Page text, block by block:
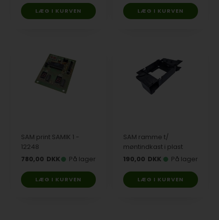
SAM print SAMIK 1 -
12248
780,00 DKK På lager
SAM ramme t/
møntindkast i plast
190,00 DKK På lager